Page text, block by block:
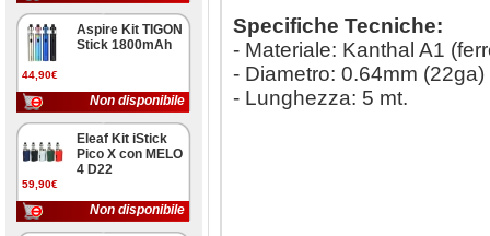
44,90€
Aspire Kit TIGON
Stick 1800mAh
Non disponibile
59,90€
Eleaf Kit iStick
Pico X con MELO
4 D22
Non disponibile
Specifiche Tecniche:
- Materiale: Kanthal A1
- Diametro: 0.64mm (22ga)
- Lunghezza: 5 mt.